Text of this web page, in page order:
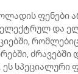
ფენები
ელექტრულ და
ძრავებში
ეს